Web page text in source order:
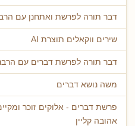
דבר תורה לפרשת ואתחנן עם
שירים ווקאלים תוצרת AI
דבר תורה לפרשת דברים עם
משה נושא דברים
פרשת דברים - אלוקים זוכר
אהובה קליין